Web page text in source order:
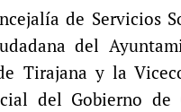
de Servicios
del
Tirajana y la
del Gobierno de